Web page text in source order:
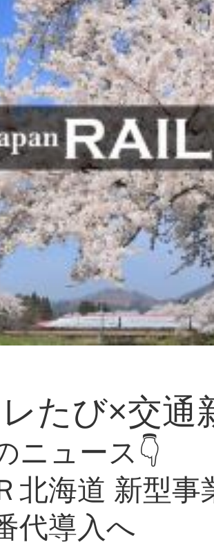
たび×交通
ニュース👇
北海道 新型
代導入へ